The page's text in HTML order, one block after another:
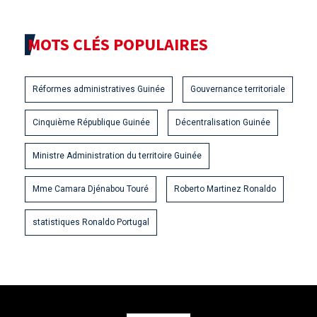
MOTS CLÉS POPULAIRES
Réformes administratives Guinée Gouvernance territoriale
Cinquième République Guinée Décentralisation Guinée
Ministre Administration du territoire Guinée
Mme Camara Djénabou Touré Roberto Martinez Ronaldo
statistiques Ronaldo Portugal